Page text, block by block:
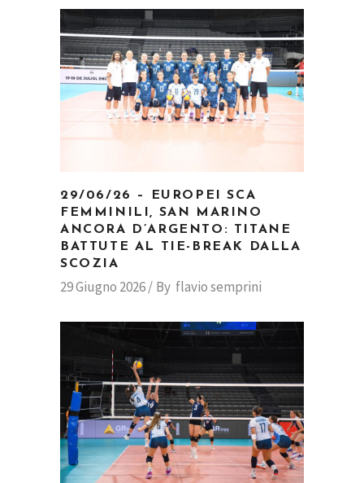
29/06/26 – EUROPEI SCA
FEMMINILI, SAN MARINO
ANCORA D’ARGENTO: TITANE
BATTUTE AL TIE-BREAK DALLA
SCOZIA
29 Giugno 2026 By flavio semprini